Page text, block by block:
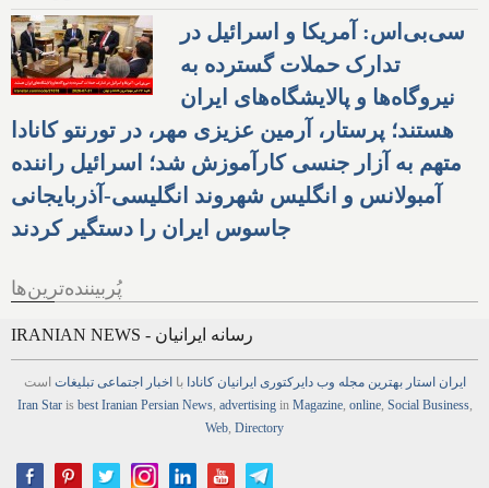
سی‌بی‌اس: آمریکا و اسرائیل در
تدارک حملات گسترده به
نیروگاه‌ها و پالایشگاه‌های ایران
هستند؛ پرستار، آرمین عزیزی مهر، در تورنتو کانادا
متهم به آزار جنسی کارآموزش شد؛ اسرائیل راننده
آمبولانس و انگلیس شهروند انگلیسی-آذربایجانی
جاسوس ایران را دستگیر کردند
پُربیننده‌ترین‌ها
IRANIAN NEWS - رسانه ایرانیان
ایران استار بهترین مجله وب دایرکتوری ایرانیان کانادا بااخبار اجتماعی تبلیغات است
Iran Staris best Iranian Persian News, advertisingin Magazine, online, Social Business,
Web Directory